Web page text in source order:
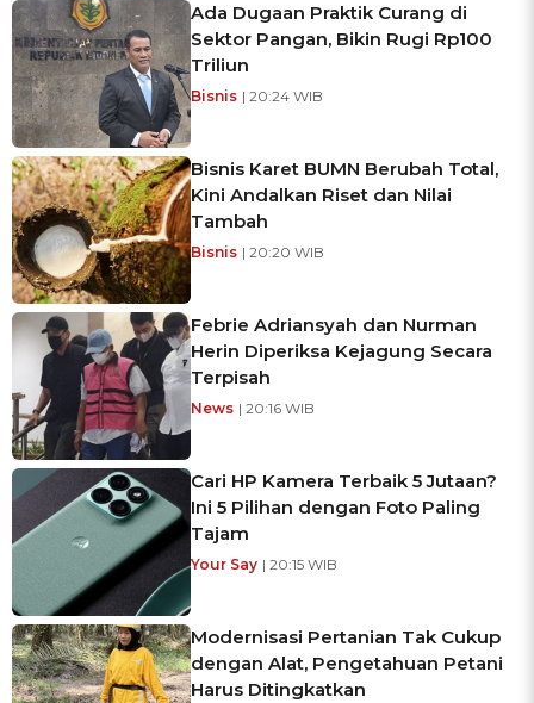
Ada Dugaan Praktik Curang di
Sektor Pangan, Bikin Rugi Rp100
Triliun
Bisnis | 20:24 WIB
Bisnis Karet BUMN Berubah Total,
Kini Andalkan Riset dan Nilai
Tambah
Bisnis | 20:20 WIB
Febrie Adriansyah dan Nurman
Herin Diperiksa Kejagung Secara
Terpisah
News | 20:16 WIB
Cari HP Kamera Terbaik 5 Jutaan?
Ini 5 Pilihan dengan Foto Paling
Tajam
Your Say | 20:15 WIB
Modernisasi Pertanian Tak Cukup
dengan Alat, Pengetahuan Petani
Harus Ditingkatkan